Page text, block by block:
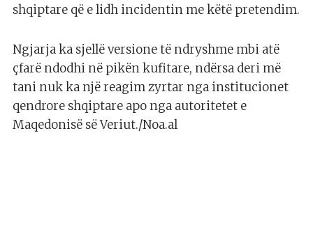
shqiptare që e lidh incidentin me këtë pretendim.
Ngjarja ka sjellë versione të ndryshme mbi atë
çfarë ndodhi në pikën kufitare, ndërsa deri më
tani nuk ka një reagim zyrtar nga institucionet
qendrore shqiptare apo nga autoritetet e
Maqedonisë së Veriut./Noa.al